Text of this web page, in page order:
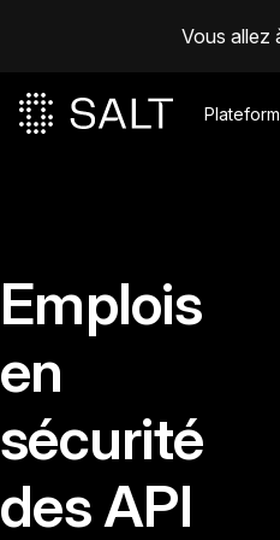
Vous allez
Emplois
en
sécurité
des API